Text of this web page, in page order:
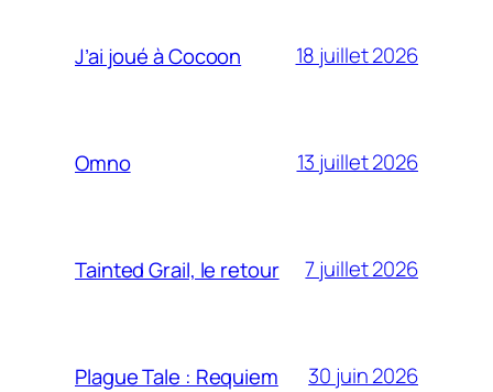
J’ai joué à Cocoon 18 juillet 2026
Omno 13 juillet 2026
Tainted Grail, le retour 7 juillet 2026
Plague Tale : Requiem 30 juin 2026